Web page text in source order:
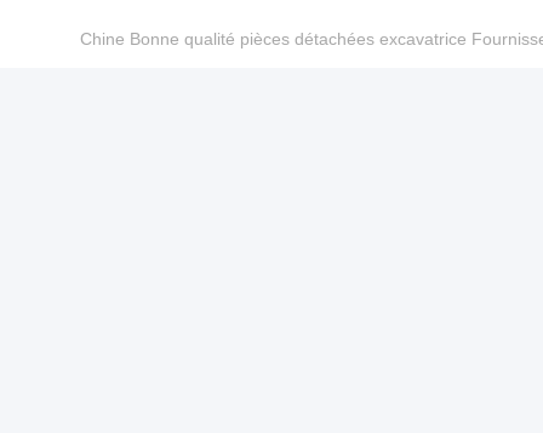
Chine Bonne qualité pièces détachées excavatrice